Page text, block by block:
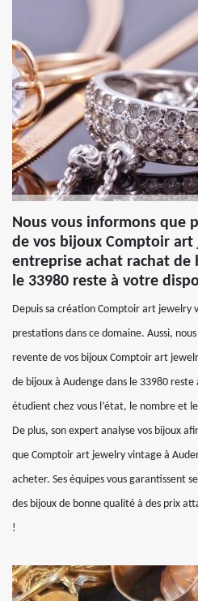
Nous vous informons que
de vos bijoux Comptoir art
entreprise achat rachat de
le 33980 reste à votre
Depuis sa création Comptoir art jewelry
prestations dans ce domaine. Aussi,
revente de vos bijoux Comptoir art
de bijoux à Audenge dans le 33980
étudient chez vous l’état, le nombre et
De plus, son expert analyse vos bijoux
que Comptoir art jewelry vintage à
acheter. Ses équipes vous garantissent
des bijoux de bonne qualité à des prix
!